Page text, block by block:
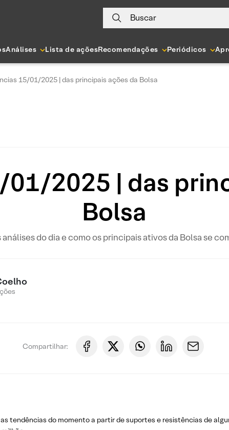
Buscar
Análises Lista de açõesRecomendações Periódicos
15/01/2025 | das principais ações da Bolsa
2025 | das
Bolsa
análises do dia e como os principais ativos da Bolsa se
Compartilhar:
tendências do momento a partir de suportes e resistências de